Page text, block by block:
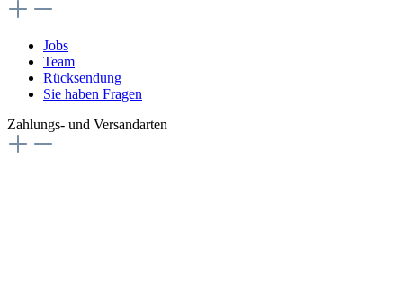
Jobs
Team
Rücksendung
Sie haben Fragen
Zahlungs- und Versandarten